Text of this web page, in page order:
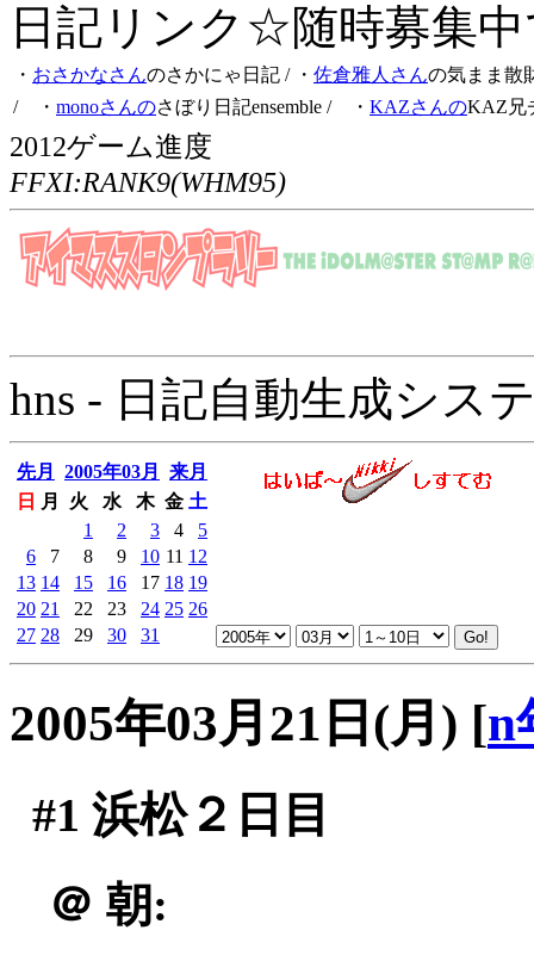
日記リンク☆随時募集
・ おさかなさんのさかにゃ日記 / ・ 佐倉雅人さんの気まま散
/ ・ monoさんのさぼり日記ensemble / ・ KAZさんのKAZ兄
2012ゲーム進度
FFXI:RANK9(WHM95)
hns - 日記自動生成シス
先月 2005年03月
来月
日
月 火 水 木 金 土
1
2 3 4
5
6
7 8 9 10 11 12
13 14 15 16 17 18 19
20 21 22 23 24 25 26
27 28 29 30 31
2005年03月21日(月) [n
#1 浜松２日目
＠ 朝: